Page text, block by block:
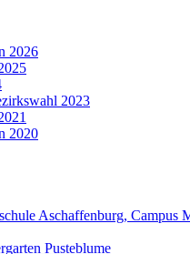
2026
2023
2020
Aschaffenburg, Campus
Pusteblume